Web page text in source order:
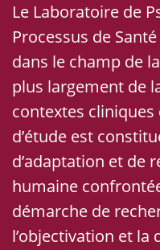
Le Laboratoire de
Processus de
dans le champ de
plus largement de
contextes cliniques
d’étude est
d’adaptation et de
humaine
démarche de
l’objectivation et